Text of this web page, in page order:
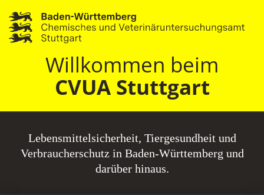
Willkommen beim
CVUA Stuttgart
Lebensmittel­sicherheit, Tiergesundheit und
Verbraucherschutz in Baden-Württemberg und
darüber hinaus.